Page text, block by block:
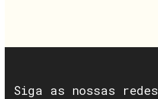
Siga as nossas redes